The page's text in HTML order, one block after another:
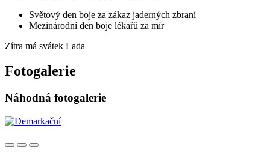
Světový den boje za zákaz jaderných zbraní
Mezinárodní den boje lékařů za mír
Zítra má svátek Lada
Fotogalerie
Náhodná fotogalerie